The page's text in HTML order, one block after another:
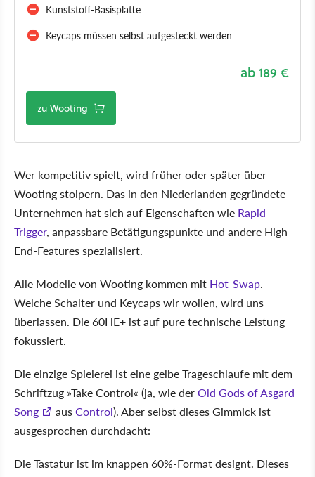
Kunststoff-Basisplatte
Keycaps müssen selbst aufgesteckt werden
ab 189 €
zu Wooting
Wer kompetitiv spielt, wird früher oder später über
Wooting stolpern. Das in den Niederlanden gegründete
Unternehmen hat sich auf Eigenschaften wie Rapid-
Trigger, anpassbare Betätigungspunkte und andere High-
End-Features spezialisiert.
Alle Modelle von Wooting kommen mit Hot-Swap.
Welche Schalter und Keycaps wir wollen, wird uns
überlassen. Die 60HE+ ist auf pure technische Leistung
fokussiert.
Die einzige Spielerei ist eine gelbe Trageschlaufe mit dem
Schriftzug Take Control (ja, wie derOld Gods of Asgard
Song
ausControl). Aber selbst dieses Gimmick ist
ausgesprochen durchdacht:
Die Tastatur ist im knappen 60%-Format designt. Dieses